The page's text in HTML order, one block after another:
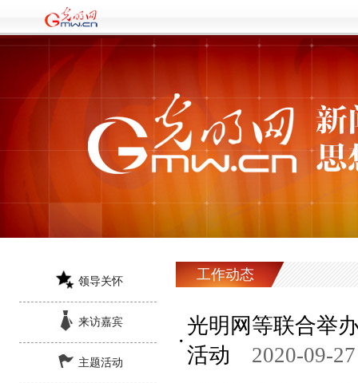
领导关怀
来访嘉宾
主题活动
工作动态
光明网等联合举
活动
2020-09-27